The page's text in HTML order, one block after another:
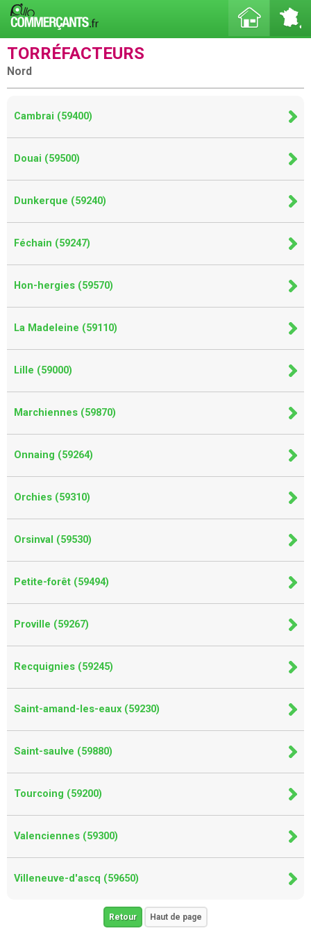
TORRÉFACTEURS
Nord
Cambrai (59400)
Douai (59500)
Dunkerque (59240)
Féchain (59247)
Hon-hergies (59570)
La Madeleine (59110)
Lille (59000)
Marchiennes (59870)
Onnaing (59264)
Orchies (59310)
Orsinval (59530)
Petite-forêt (59494)
Proville (59267)
Recquignies (59245)
Saint-amand-les-eaux (59230)
Saint-saulve (59880)
Tourcoing (59200)
Valenciennes (59300)
Villeneuve-d'ascq (59650)
Retour Haut de page